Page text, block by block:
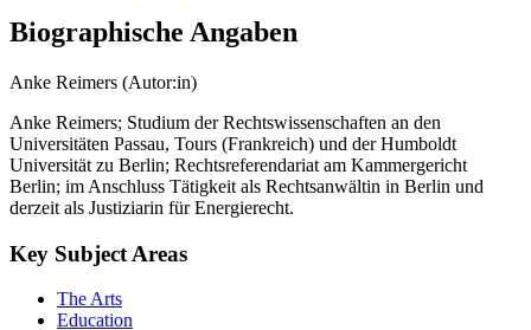
Peter Lang Group AG
Biographische Angaben
Anke Reimers (Autor:in)
Anke Reimers; Studium der Rechtswissenschaften an den
Universitäten Passau, Tours (Frankreich) und der Humboldt
Universität zu Berlin; Rechtsreferendariat am Kammergericht
derzeit als Justiziarin für Energierecht.
Key Subject Areas